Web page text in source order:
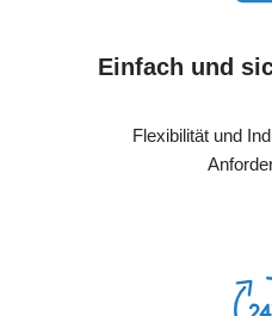
Einfach und
Flexibilität und